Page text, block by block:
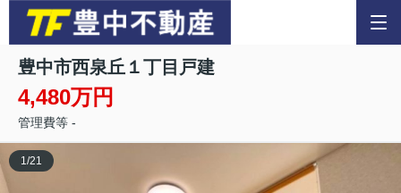
豊中市西泉丘１丁目戸建
4,480万円
管理費等 -
1/21